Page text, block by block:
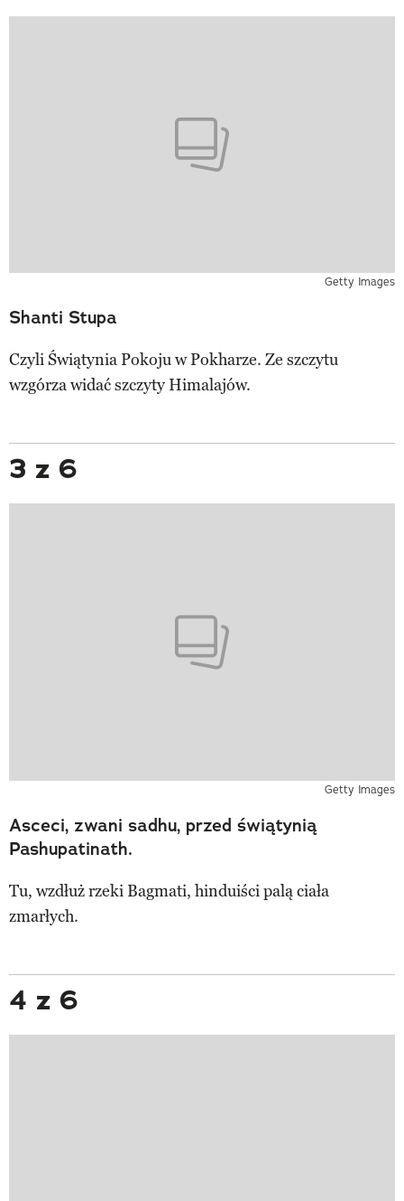
Getty Images
Shanti Stupa
Czyli Świątynia Pokoju w Pokharze. Ze szczytu
wzgórza widać szczyty Himalajów.
3 z 6
Getty Images
Asceci, zwani sadhu, przed świątynią
Pashupatinath.
Tu, wzdłuż rzeki Bagmati, hinduiści palą ciała
zmarłych.
4 z 6